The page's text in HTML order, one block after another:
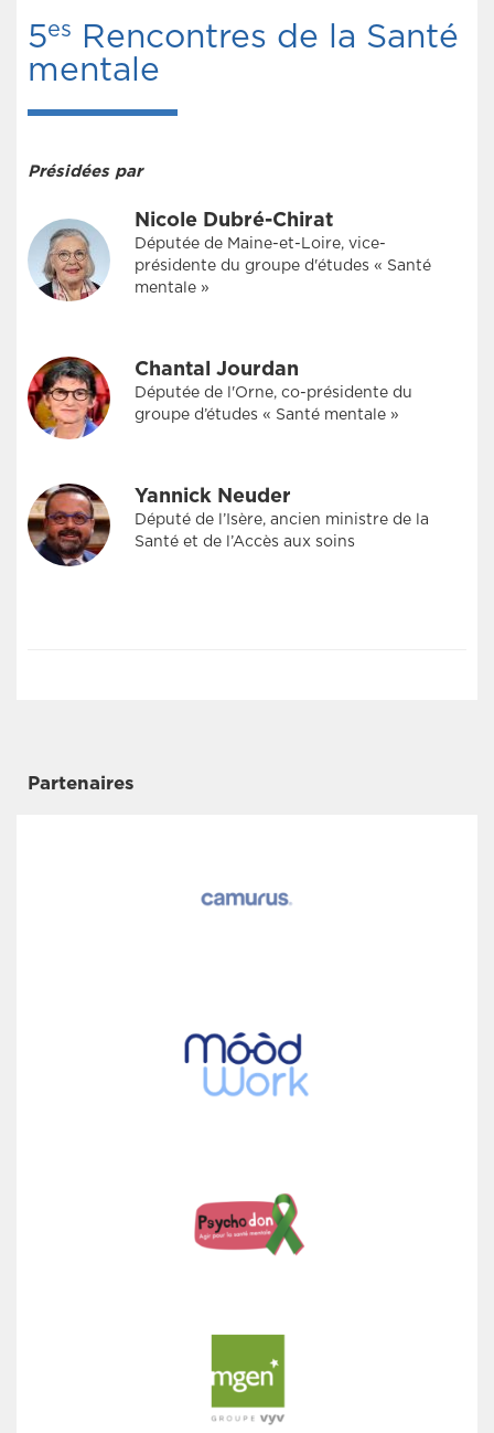
5es
Rencontres de la Santé
mentale
Présidées par
Nicole Dubré-Chirat
Députée de Maine-et-Loire, vice-
présidente du groupe d'études « Santé
mentale »
Chantal Jourdan
Députée de l'Orne, co-présidente du
groupe d’études « Santé mentale »
Yannick Neuder
Député de l’Isère, ancien ministre de la
Santé et de l’Accès aux soins
Partenaires